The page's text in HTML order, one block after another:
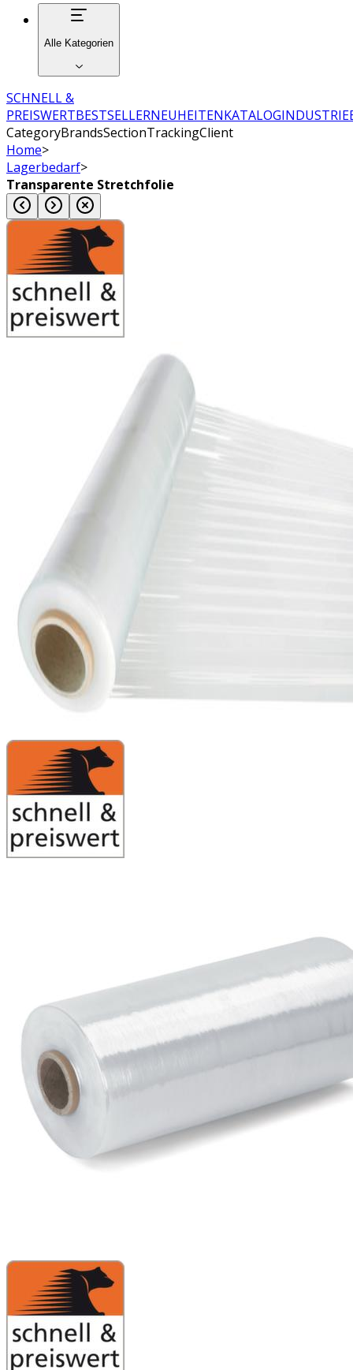
Alle Kategorien
SCHNELL &
PREISWERTBESTSELLERNEUHEITENKATALOG
CategoryBrandsSectionTrackingClient
Home>
Lagerbedarf>
Transparente Stretchfolie